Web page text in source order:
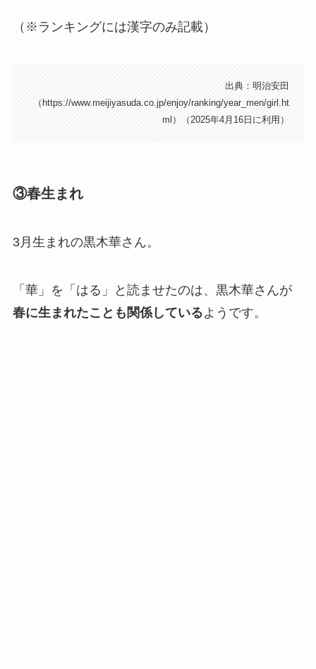
（※ランキングには漢字のみ記載）
出典：明治安田
（https://www.meijiyasuda.co.jp/enjoy/ranking/year_men/girl.ht
ml）（2025年4月16日に利用）
③春生まれ
3月生まれの黒木華さん。
「華」を「はる」と読ませたのは、黒木華さんが
春に生まれたことも関係しているようです。